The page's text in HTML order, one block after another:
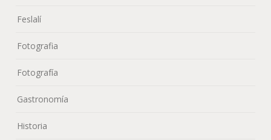
Feslalí
Fotografia
Fotografía
Gastronomía
Historia